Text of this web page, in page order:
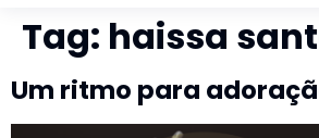
Tag: haissa
Um ritmo para